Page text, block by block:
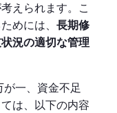
えられます。こ
めには、 長期修
況の適切な管理
一、資金不足
は、以下の内容